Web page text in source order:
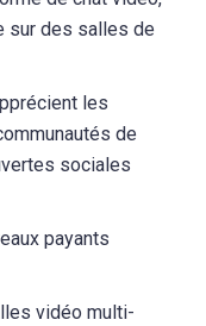
sur des salles de
les
de
sociales
payants
vidéo multi-